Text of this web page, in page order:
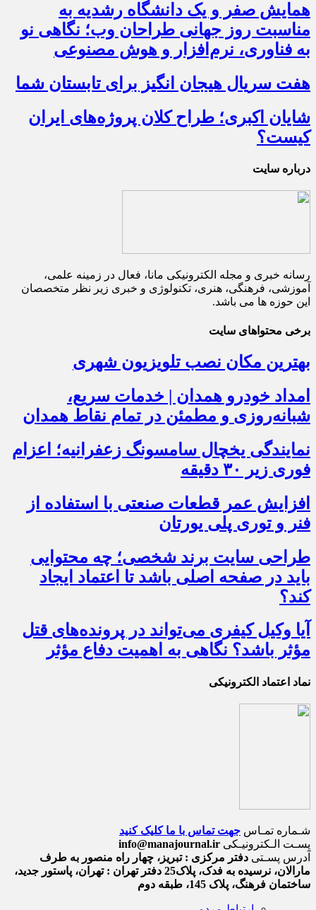
همایش صفر و یک دانشگاه رشدیه به
مناسبت روز جهانی طراحان وب؛ نگاهی نو
به فناوری، نرم‌افزار و هوش مصنوعی
هفت سریال هیجان انگیز برای تابستان شما
شایان اکبری؛ طراح کلان پروژه‌های ایران
کیست؟
درباره سایت
رسانه خبری و مجله الکترونیکی مانا، فعال در زمینه علمی،
آموزشی، فرهنگی، هنری، تکنولوژی و خبری زیر نظر متخصصان
این حوزه ها می باشد.
برخی محتواهای سایت
بهترین مکان نصب تلویزیون شهری
امداد خودرو همدان | خدمات سریع،
شبانه‌روزی و مطمئن در تمام نقاط همدان
نمایندگی یخچال سامسونگ زعفرانیه؛ اعزام
فوری زیر ۳۰ دقیقه
افزایش عمر قطعات صنعتی با استفاده از
فنر و توری پلی یورتان
طراحی سایت برند شخصی؛ چه محتوایی
باید در صفحه اصلی باشد تا اعتماد ایجاد
کند؟
آیا وکیل کیفری می‌تواند در پرونده‌های قتل
مؤثر باشد؟ نگاهی به اهمیت دفاع مؤثر
نماد اعتماد الکترونیکی
شـماره تمـاس جهت تماس با ما کلیک کنید
پسـت الـکترونیـکی info@manajournal.ir
آدرس پسـتی دفتر مرکزی : تبریز، چهار راه منصور به طرف
مارالان، نرسیده به فدک، پلاک25 دفتر تهران : تهران، پاستور جدید،
ساختمان فرهنگ، پلاک 145، طبقه دوم